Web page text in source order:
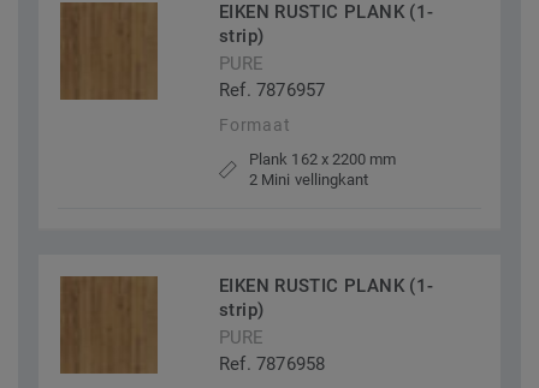
EIKEN RUSTIC PLANK (1-
strip)
PURE
Ref. 7876957
Formaat
Plank 162 x 2200 mm
2 Mini vellingkant
EIKEN RUSTIC PLANK (1-
strip)
PURE
Ref. 7876958